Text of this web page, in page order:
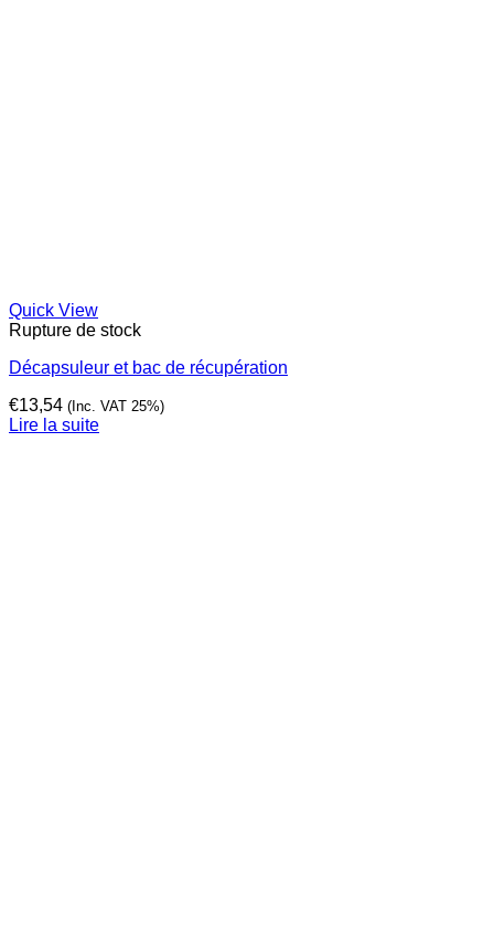
Quick View
Rupture de stock
Décapsuleur et bac de récupération
€13,54 (Inc. VAT 25%)
Lire la suite